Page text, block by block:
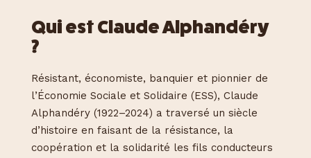
Qui est Claude Alphandéry
?
Résistant, économiste, banquier et pionnier de
l’Économie Sociale et Solidaire (ESS), Claude
Alphandéry (1922–2024) a traversé un siècle
d’histoire en faisant de la résistance, la
coopération et la solidarité les fils conducteurs